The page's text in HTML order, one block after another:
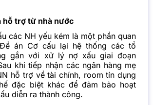
hỗ trợ từ nhà nước
các NH yếu kém là một phần quan
án Cơ cấu lại hệ thống các tổ
gắn với xử lý nợ xấu giai đoạn
khi tiếp nhận các ngân hàng mẹ
hỗ trợ về tài chính, room tín dụng
đặc biệt khác để đảm bảo hoạt
diễn ra thành công.